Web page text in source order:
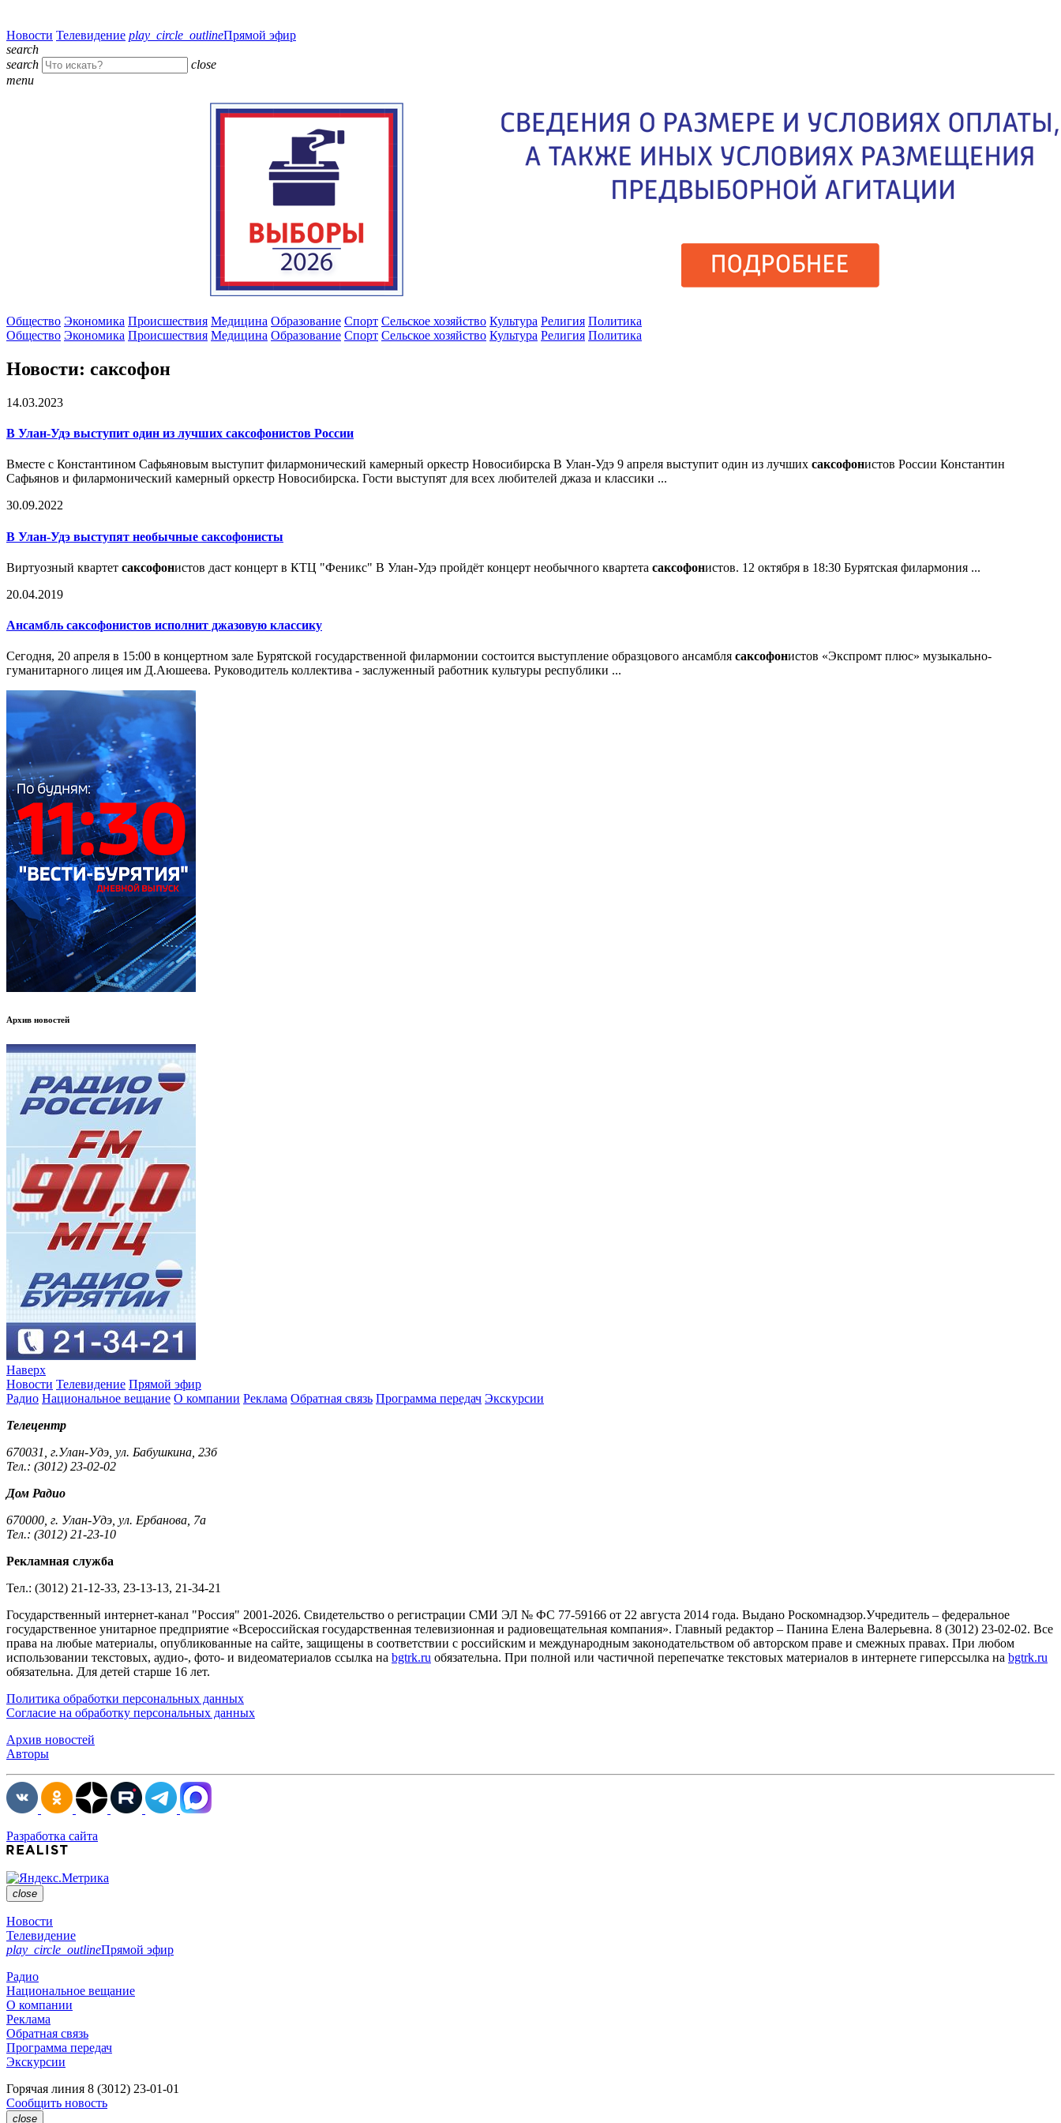
Новости Телевидение play_circle_outlineПрямой эфир
search
search
close
menu
Общество Экономика Происшествия Медицина Образование Спорт Сельское хозяйство Культура Религия Политика
Общество Экономика Происшествия Медицина Образование Спорт Сельское хозяйство Культура Религия Политика
Новости: саксофон
14.03.2023
В Улан-Удэ выступит один из лучших саксофонистов России
Вместе с Константином Сафьяновым выступит филармонический камерный оркестр Новосибирска В Улан-Удэ 9 апреля выступит один из лучших саксофонистов России Константин
Сафьянов и филармонический камерный оркестр Новосибирска. Гости выступят для всех любителей джаза и классики ...
30.09.2022
В Улан-Удэ выступят необычные саксофонисты
Виртуозный квартет саксофонистов даст концерт в КТЦ "Феникс" В Улан-Удэ пройдёт концерт необычного квартета саксофонистов. 12 октября в 18:30 Бурятская филармония ...
20.04.2019
Ансамбль саксофонистов исполнит джазовую классику
Сегодня, 20 апреля в 15:00 в концертном зале Бурятской государственной филармонии состоится выступление образцового ансамбля саксофонистов «Экспромт плюс» музыкально-
гуманитарного лицея им Д.Аюшеева. Руководитель коллектива - заслуженный работник культуры республики ...
Архив новостей
Наверх
Новости Телевидение Прямой эфир
Радио Национальное вещание О компании Реклама Обратная связь Программа передач Экскурсии
Телецентр
670031, г.Улан-Удэ, ул. Бабушкина, 23б
Тел.: (3012) 23-02-02
Дом Радио
670000, г. Улан-Удэ, ул. Ербанова, 7а
Тел.: (3012) 21-23-10
Рекламная служба
Тел.: (3012) 21-12-33, 23-13-13, 21-34-21
Государственный интернет-канал "Россия" 2001-2026. Cвидетельство о регистрации СМИ ЭЛ № ФС 77-59166 от 22 августа 2014 года. Выдано Роскомнадзор.Учредитель – федеральное
государственное унитарное предприятие «Всероссийская государственная телевизионная и радиовещательная компания». Главный редактор – Панина Елена Валерьевна. 8 (3012) 23-02-02. Все
права на любые материалы, опубликованные на сайте, защищены в соответствии с российским и международным законодательством об авторском праве и смежных правах. При любом
использовании текстовых, аудио-, фото- и видеоматериалов ссылка на bgtrk.ru обязательна. При полной или частичной перепечатке текстовых материалов в интернете гиперссылка на bgtrk.ru
обязательна. Для детей старше 16 лет.
Политика обработки персональных данных
Согласие на обработку персональных данных
Архив новостей
Авторы
Разработка сайта
close
Новости
Телевидение
play_circle_outlineПрямой эфир
Радио
Национальное вещание
О компании
Реклама
Обратная связь
Программа передач
Экскурсии
Горячая линия 8 (3012) 23-01-01
Сообщить новость
close